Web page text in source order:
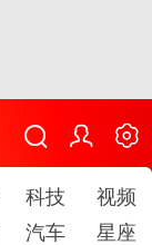
科技
视频
汽车
星座